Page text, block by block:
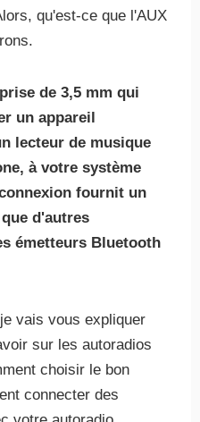
qu'est-ce que l'AUX
de 3,5 mm qui
un appareil
lecteur de musique
à votre système
fournit un
d'autres
émetteurs Bluetooth
vais vous expliquer
sur les autoradios
choisir le bon
connecter des